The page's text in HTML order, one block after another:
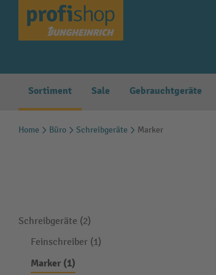
Zur Hauptnavigation springen
Sortiment Sale Gebrauchtgeräte
Home Büro Schreibgeräte Marker
Schreibgeräte (2)
Feinschreiber (1)
Marker (1)